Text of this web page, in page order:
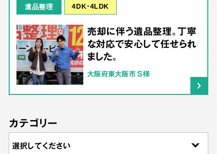
遺品整理 4DK･4LDK
売却に伴う遺品整理。丁寧
な対応で安心して任せられ
ました。
大阪府東大阪市 S様
カテゴリー